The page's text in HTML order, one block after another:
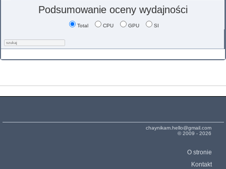
Podsumowanie oceny wydajności
Total CPU GPU SI
chaynikam.hello@gmail.com
© 2009 - 2026
O stronie
Kontakt